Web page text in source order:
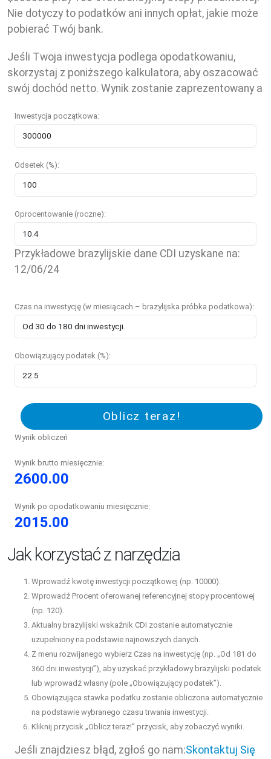
Nie dotyczy to podatków ani innych opłat, jakie może
pobierać Twój bank.
Jeśli Twoja inwestycja podlega opodatkowaniu,
skorzystaj z poniższego kalkulatora, aby oszacować
swój dochód netto. Wynik zostanie zaprezentowany a
Inwestycja początkowa:
Odsetek (%):
Oprocentowanie (roczne):
Przykładowe brazylijskie dane CDI uzyskane na:
12/06/24
Czas na inwestycję (w miesiącach – brazylijska próbka podatkowa):
Obowiązujący podatek (%):
Oblicz teraz!
Wynik obliczeń
Wynik brutto miesięcznie:
2600.00
Wynik po opodatkowaniu miesięcznie:
2015.00
Jak korzystać z narzędzia
Wprowadź kwotę inwestycji początkowej (np. 10000).
Wprowadź Procent oferowanej referencyjnej stopy procentowej
(np. 120).
Aktualny brazylijski wskaźnik CDI zostanie automatycznie
uzupełniony na podstawie najnowszych danych.
Z menu rozwijanego wybierz Czas na inwestycję (np. „Od 181 do
360 dni inwestycji”), aby uzyskać przykładowy brazylijski podatek
lub wprowadź własny (pole „Obowiązujący podatek”).
Obowiązująca stawka podatku zostanie obliczona automatycznie
na podstawie wybranego czasu trwania inwestycji.
Kliknij przycisk „Oblicz teraz!” przycisk, aby zobaczyć wyniki.
Jeśli znajdziesz błąd, zgłoś go nam:Skontaktuj Się